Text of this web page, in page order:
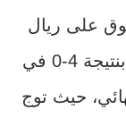
على ريال
مدريد في نصف نهائي نسخة 2023 بنتيجة 4-0 في
حيث توج